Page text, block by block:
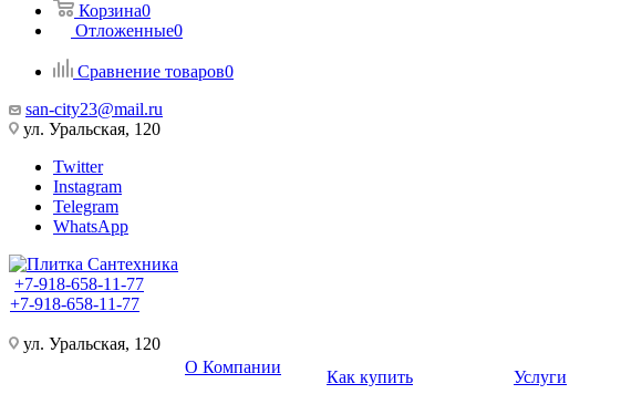
Корзина0
Отложенные0
Сравнение товаров0
san-city23@mail.ru
ул. Уральская, 120
Twitter
Instagram
Telegram
WhatsApp
+7-918-658-11-77
+7-918-658-11-77
ул. Уральская, 120
О Компании
Как купить
Услуги